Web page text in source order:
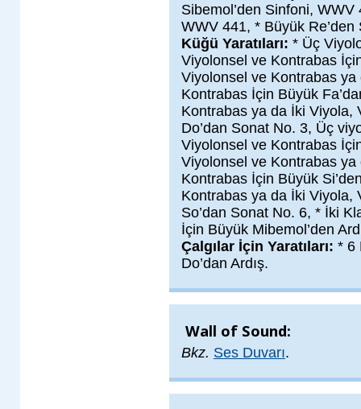
Sibemol’den Sinfoni,
WWV 441, * Büyük
Küğü Yaratıları: * Üç
Viyolonsel ve Kontrabas
Viyolonsel ve Kontrabas
Kontrabas İçin Büyük
Kontrabas ya da İki Viyola,
Do’dan Sonat No. 3, Üç
Viyolonsel ve Kontrabas
Viyolonsel ve Kontrabas
Kontrabas İçin Büyük
Kontrabas ya da İki Viyola,
So’dan Sonat No. 6, * İki
İçin Büyük Mibemol’den
Çalgılar İçin Yaratıları: * 6
Do’dan Ardış.
Wall of Sound:
Bkz. Ses Duvarı.